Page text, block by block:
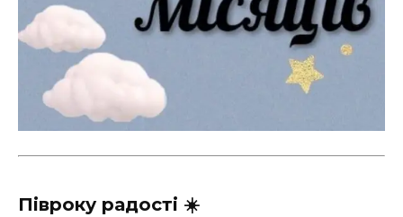
Півроку радості ☀️